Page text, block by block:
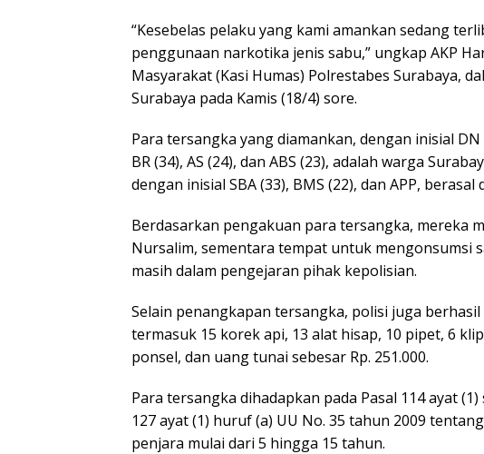
“Kesebelas pelaku yang kami amankan sedang
penggunaan narkotika jenis sabu,” ungkap AKP
Masyarakat (Kasi Humas) Polrestabes Surabaya,
Surabaya pada Kamis (18/4) sore.
Para tersangka yang diamankan, dengan inisial DN
BR (34), AS (24), dan ABS (23), adalah warga
dengan inisial SBA (33), BMS (22), dan APP,
Berdasarkan pengakuan para tersangka, mereka
Nursalim, sementara tempat untuk mengonsumsi
masih dalam pengejaran pihak kepolisian.
Selain penangkapan tersangka, polisi juga
termasuk 15 korek api, 13 alat hisap, 10 pipet, 6
ponsel, dan uang tunai sebesar Rp. 251.000.
Para tersangka dihadapkan pada Pasal 114 ayat
127 ayat (1) huruf (a) UU No. 35 tahun 2009
penjara mulai dari 5 hingga 15 tahun.